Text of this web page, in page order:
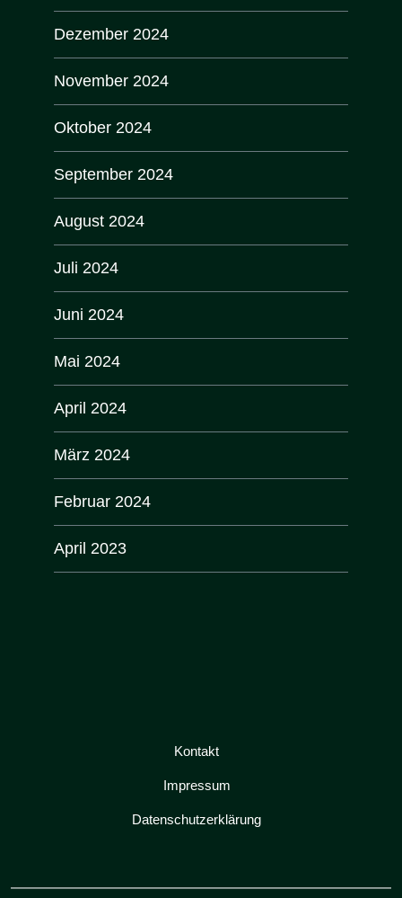
Dezember 2024
November 2024
Oktober 2024
September 2024
August 2024
Juli 2024
Juni 2024
Mai 2024
April 2024
März 2024
Februar 2024
April 2023
Kontakt
Impressum
Datenschutzerklärung